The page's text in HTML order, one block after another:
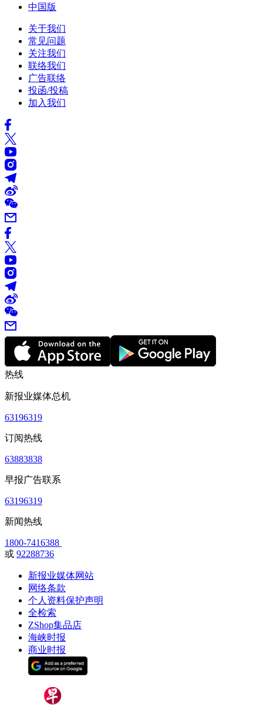
中国版
关于我们
常见问题
关注我们
联络我们
广告联络
投函/投稿
加入我们
热线
新报业媒体总机
63196319
订阅热线
63883838
早报广告联系
63196319
新闻热线
1800-7416388
或 92288736
新报业媒体网站
网络条款
个人资料保护声明
全检索
ZShop集品店
海峡时报
商业时报